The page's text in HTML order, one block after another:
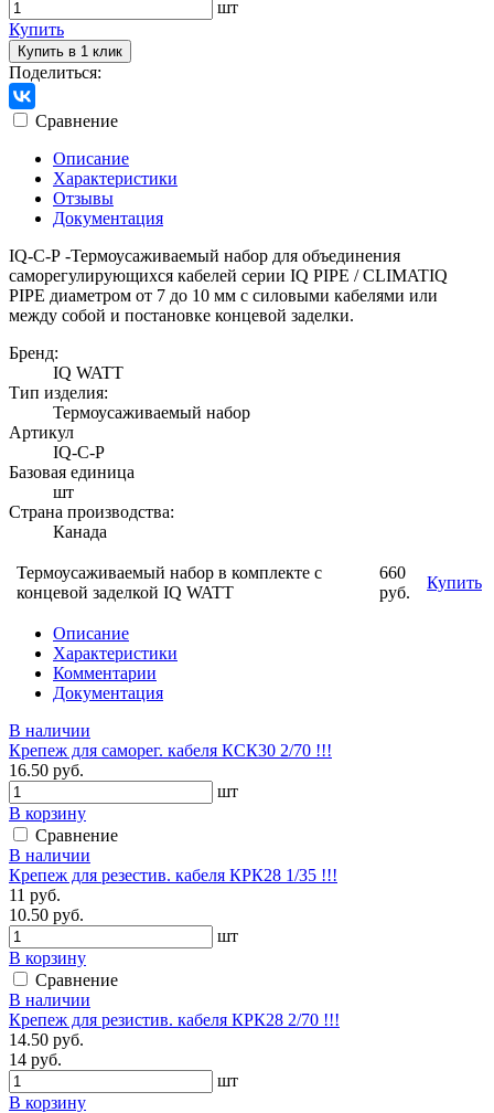
шт
Купить
Купить в 1 клик
Поделиться:
Сравнение
Описание
Характеристики
Отзывы
Документация
IQ-С-Р -Термоусаживаемый набор для объединения
саморегулирующихся кабелей серии IQ PIPE / CLIMATIQ
PIPE диаметром от 7 до 10 мм с силовыми кабелями или
между собой и постановке концевой заделки.
Бренд:
IQ WATT
Тип изделия:
Термоусаживаемый набор
Артикул
IQ-С-P
Базовая единица
шт
Страна производства:
Канада
Термоусаживаемый набор в комплекте с
концевой заделкой IQ WATT
660
руб.
Купить
Описание
Характеристики
Комментарии
Документация
В наличии
Крепеж для саморег. кабеля КСК30 2/70 !!!
16.50 руб.
шт
В корзину
Сравнение
В наличии
Крепеж для резестив. кабеля КРК28 1/35 !!!
11 руб.
10.50 руб.
шт
В корзину
Сравнение
В наличии
Крепеж для резистив. кабеля КРК28 2/70 !!!
14.50 руб.
14 руб.
шт
В корзину